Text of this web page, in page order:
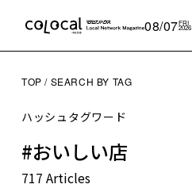
08/07FRI
2026
TOP SEARCH BY TAG
ハッシュタグワード
#おいしい店
717 Articles